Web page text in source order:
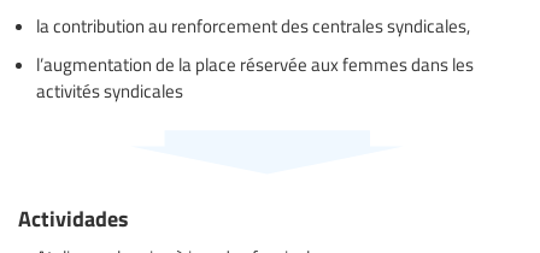
la contribution au renforcement des centrales syndicales,
l’augmentation de la place réservée aux femmes dans les
activités syndicales
Actividades